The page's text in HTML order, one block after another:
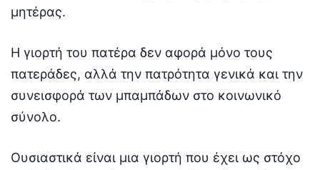
μητέρας.
Η γιορτή του πατέρα δεν αφορά μόνο τους
πατεράδες, αλλά την πατρότητα γενικά και την
συνεισφορά των μπαμπάδων στο κοινωνικό
σύνολο.
Ουσιαστικά είναι μια γιορτή που έχει ως στόχο